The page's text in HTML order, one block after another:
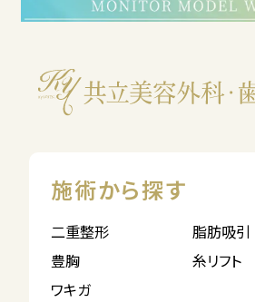
施術から探す
二重整形
脂肪吸引
豊胸
糸リフト
ワキガ